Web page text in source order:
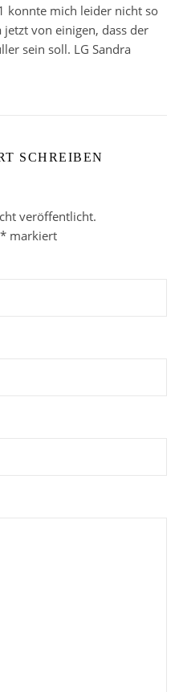
konnte mich leider nicht so
von einigen, dass der
sein soll. LG Sandra
SCHREIBEN
veröffentlicht.
* markiert